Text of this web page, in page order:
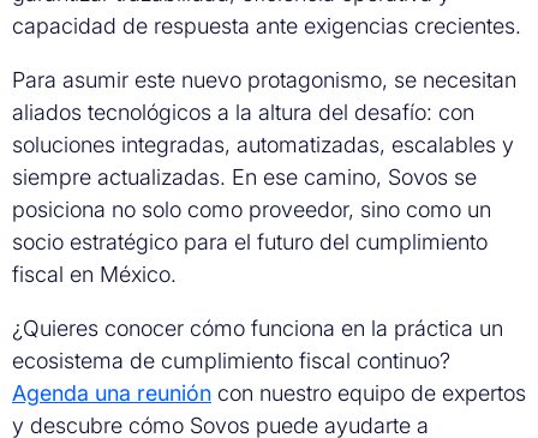
capacidad de respuesta ante exigencias crecientes.
Para asumir este nuevo protagonismo, se necesitan
aliados tecnológicos a la altura del desafío: con
soluciones integradas, automatizadas, escalables y
siempre actualizadas. En ese camino, Sovos se
posiciona no solo como proveedor, sino como un
socio estratégico para el futuro del cumplimiento
fiscal en México.
¿Quieres conocer cómo funciona en la práctica un
ecosistema de cumplimiento fiscal continuo?
Agenda una reunión con nuestro equipo de expertos
y descubre cómo Sovos puede ayudarte a